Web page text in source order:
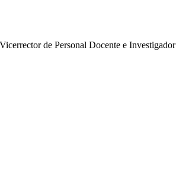
de Personal Docente e Investigador